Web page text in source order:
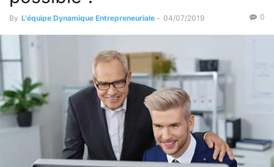
By L'équipe Dynamique Entrepreneuriale - 04/07/2019 0